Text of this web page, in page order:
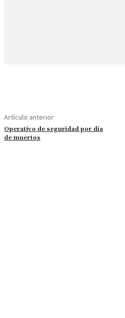
Artículo anterior
Operativo de seguridad por día
de muertos